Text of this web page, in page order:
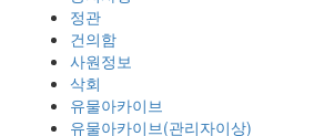
정관
건의함
사원정보
삭회
유물아카이브
유물아카이브(관리자이상)